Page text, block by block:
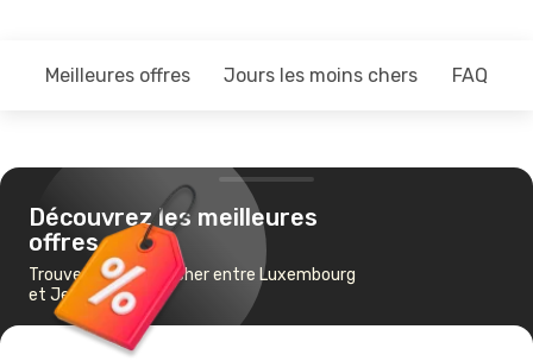
Meilleures offres Jours les moins chers FAQ
Découvrez les meilleures
offres
Trouvez un vol pas cher entre Luxembourg
et Jersey